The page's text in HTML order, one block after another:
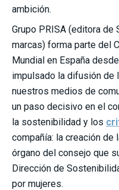
ambición.
Grupo PRISA (editora de
marcas) forma parte del
Mundial en España
impulsado la difusión de
nuestros medios de
un paso decisivo en el
la sostenibilidad y los
compañía: la creación
órgano del consejo que
Dirección de
por mujeres.